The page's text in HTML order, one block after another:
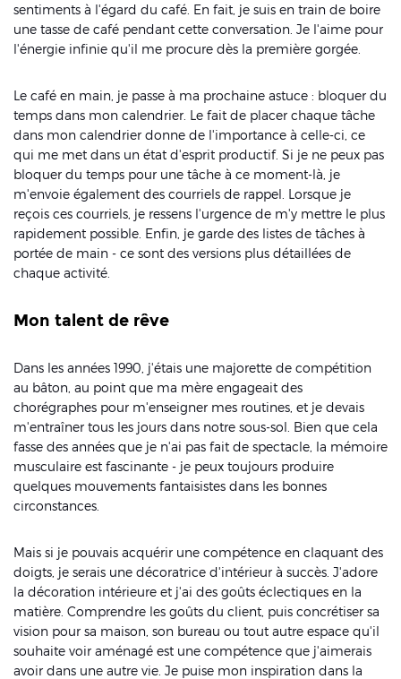
sentiments à l'égard du café. En fait, je suis en train de boire
une tasse de café pendant cette conversation. Je l'aime pour
l'énergie infinie qu'il me procure dès la première gorgée.
Le café en main, je passe à ma prochaine astuce : bloquer du
temps dans mon calendrier. Le fait de placer chaque tâche
dans mon calendrier donne de l'importance à celle-ci, ce
qui me met dans un état d'esprit productif. Si je ne peux pas
bloquer du temps pour une tâche à ce moment-là, je
m'envoie également des courriels de rappel. Lorsque je
reçois ces courriels, je ressens l'urgence de m'y mettre le plus
rapidement possible. Enfin, je garde des listes de tâches à
portée de main - ce sont des versions plus détaillées de
chaque activité.
Mon talent de rêve
Dans les années 1990, j'étais une majorette de compétition
au bâton, au point que ma mère engageait des
chorégraphes pour m'enseigner mes routines, et je devais
m'entraîner tous les jours dans notre sous-sol. Bien que cela
fasse des années que je n'ai pas fait de spectacle, la mémoire
musculaire est fascinante - je peux toujours produire
quelques mouvements fantaisistes dans les bonnes
circonstances.
Mais si je pouvais acquérir une compétence en claquant des
doigts, je serais une décoratrice d'intérieur à succès. J'adore
la décoration intérieure et j'ai des goûts éclectiques en la
matière. Comprendre les goûts du client, puis concrétiser sa
vision pour sa maison, son bureau ou tout autre espace qu'il
souhaite voir aménagé est une compétence que j'aimerais
avoir dans une autre vie. Je puise mon inspiration dans la